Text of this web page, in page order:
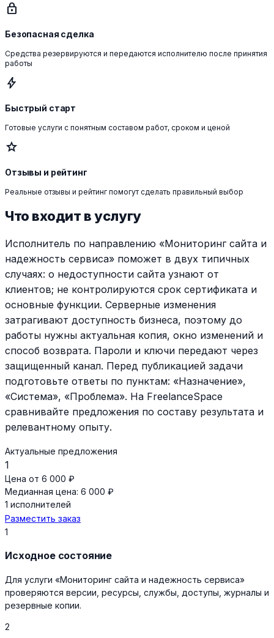
lock
Безопасная сделка
Средства резервируются и передаются исполнителю после принятия
работы
bolt
Быстрый старт
Готовые услуги с понятным составом работ, сроком и ценой
star
Отзывы и рейтинг
Реальные отзывы и рейтинг помогут сделать правильный выбор
Что входит в услугу
Исполнитель по направлению «Мониторинг сайта и
надежность сервиса» поможет в двух типичных
случаях: о недоступности сайта узнают от
клиентов; не контролируются срок сертификата и
основные функции. Серверные изменения
затрагивают доступность бизнеса, поэтому до
работы нужны актуальная копия, окно изменений и
способ возврата. Пароли и ключи передают через
защищенный канал. Перед публикацией задачи
подготовьте ответы по пунктам: «Назначение»,
«Система», «Проблема». На FreelanceSpace
сравнивайте предложения по составу результата и
релевантному опыту.
Актуальные предложения
1
Цена от 6 000 ₽
Медианная цена: 6 000 ₽
1 исполнителей
Разместить заказ
1
Исходное состояние
Для услуги «Мониторинг сайта и надежность сервиса»
проверяются версии, ресурсы, службы, доступы, журналы и
резервные копии.
2